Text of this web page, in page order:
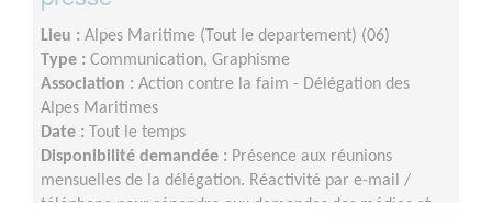
Lieu : Alpes Maritime (Tout le departement) (06)
Type : Communication, Graphisme
Association : Action contre la faim - Délégation des
Alpes Maritimes
Date :
Tout le temps
Disponibilité demandée : Présence aux réunions
mensuelles de la délégation. Réactivité par e-mail /
téléphone pour répondre aux demandes des médias et